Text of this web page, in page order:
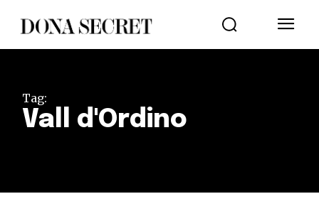
Tag:
Vall d'Ordino